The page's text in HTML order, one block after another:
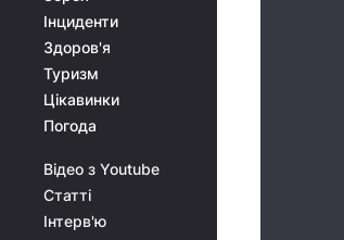
Інциденти
Здоров'я
Туризм
Цікавинки
Погода
Відео з Youtube
Статті
Інтерв'ю